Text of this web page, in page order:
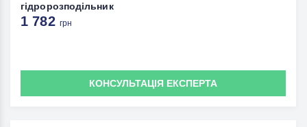
гідророзподільник
1 782 грн
КОНСУЛЬТАЦІЯ ЕКСПЕРТА